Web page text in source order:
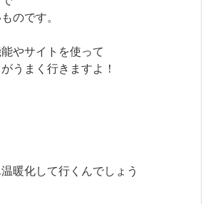
のです。
やサイトを使って
うまく行きますよ！
暖化して行くんでしょう